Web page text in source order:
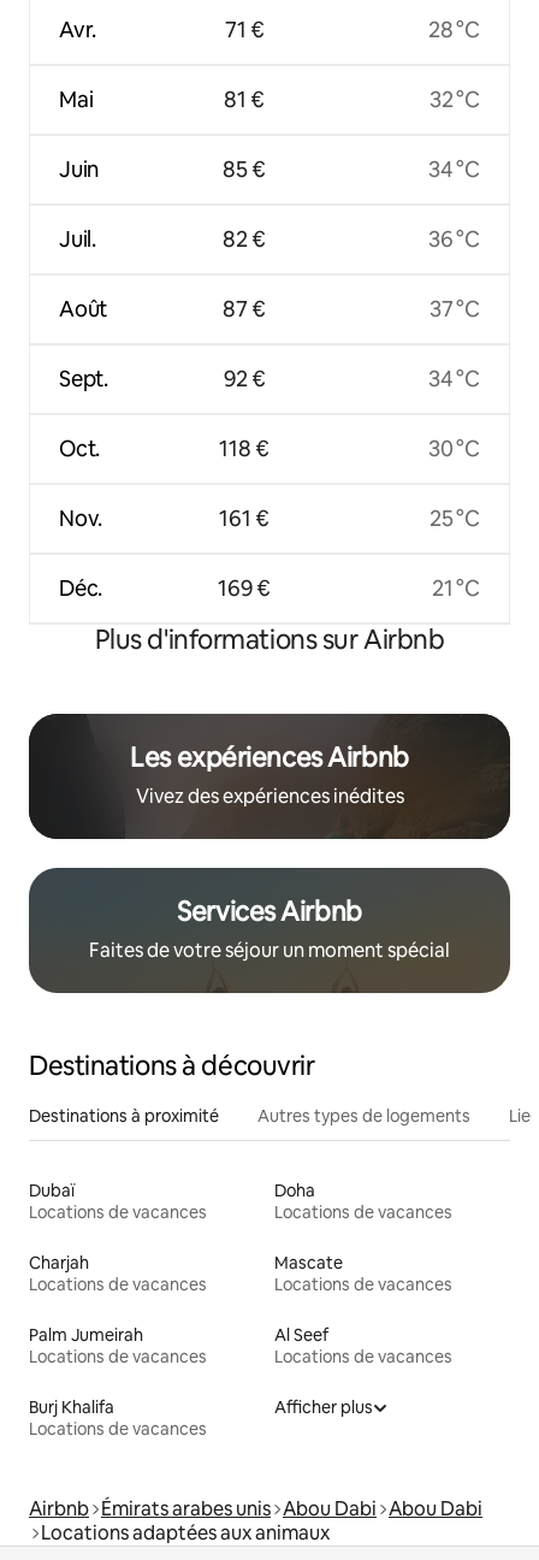
Avr.
Mai
Juin
Juil.
Août
Sept.
Oct.
Nov.
Déc.
71 €
81 €
85 €
82 €
87 €
92 €
118 €
161 €
169 €
28 °C
32 °C
34 °C
36 °C
37 °C
34 °C
30 °C
25 °C
21 °C
Plus d'informations sur Airbnb
Les expériences Airbnb
Vivez des expériences inédites
Services Airbnb
Faites de votre séjour un moment spécial
Destinations à découvrir
Destinations à proximité Autres types de logements
Dubaï
Locations de vacances
Doha
Locations de vacances
Charjah
Locations de vacances
Mascate
Locations de vacances
Palm Jumeirah
Locations de vacances
Al Seef
Locations de vacances
Burj Khalifa
Locations de vacances
Afficher plus
Airbnb Émirats arabes unis Abou Dabi Abou Dabi
Locations adaptées aux animaux